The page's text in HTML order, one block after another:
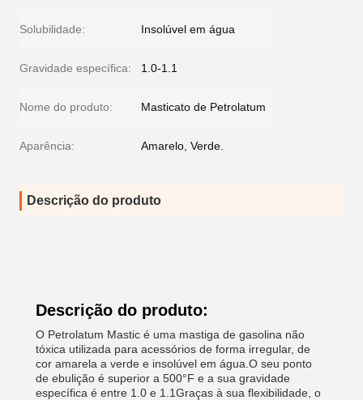
Solubilidade: Insolúvel em água
Gravidade específica: 1.0-1.1
Nome do produto: Masticato de Petrolatum
Aparência: Amarelo, Verde.
Descrição do produto
Descrição do produto:
O Petrolatum Mastic é uma mastiga de gasolina não
tóxica utilizada para acessórios de forma irregular, de
cor amarela a verde e insolúvel em água.O seu ponto
de ebulição é superior a 500°F e a sua gravidade
específica é entre 1.0 e 1.1Graças à sua flexibilidade, o